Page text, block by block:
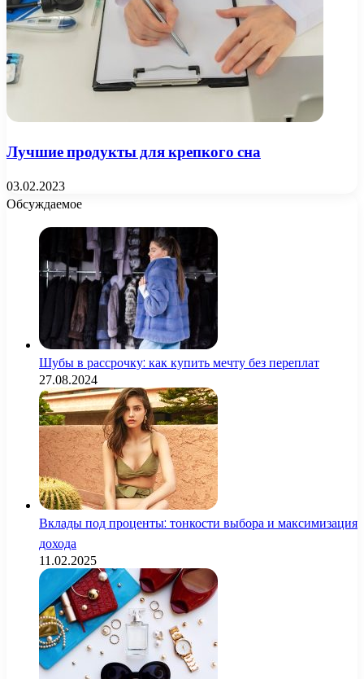
Лучшие продукты для крепкого сна
03.02.2023
Обсуждаемое
Шубы в рассрочку: как купить мечту без переплат
27.08.2024
Вклады под проценты: тонкости выбора и максимизация
дохода
11.02.2025